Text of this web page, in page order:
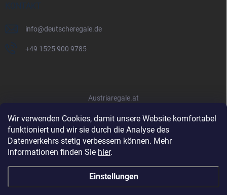
Wir verwenden Cookies, damit unsere Website komfortabel
funktioniert und wir sie durch die Analyse des
Datenverkehrs stetig verbessern können. Mehr
Informationen finden Sie hier.
Einstellungen
KONTAKT
info@deutscheregale.de
+49 1525 900 9785
Austriaregale.at